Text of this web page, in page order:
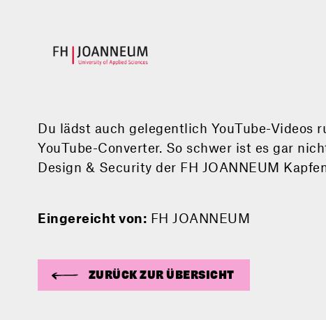
Du lädst auch gelegentlich YouTube-­
YouTube-­Converter. So schwer ist es gar
Design & Security der FH JOANNEUM
Eingereicht von: FH JOANNEUM
ZURÜCK ZUR ÜBERSICHT